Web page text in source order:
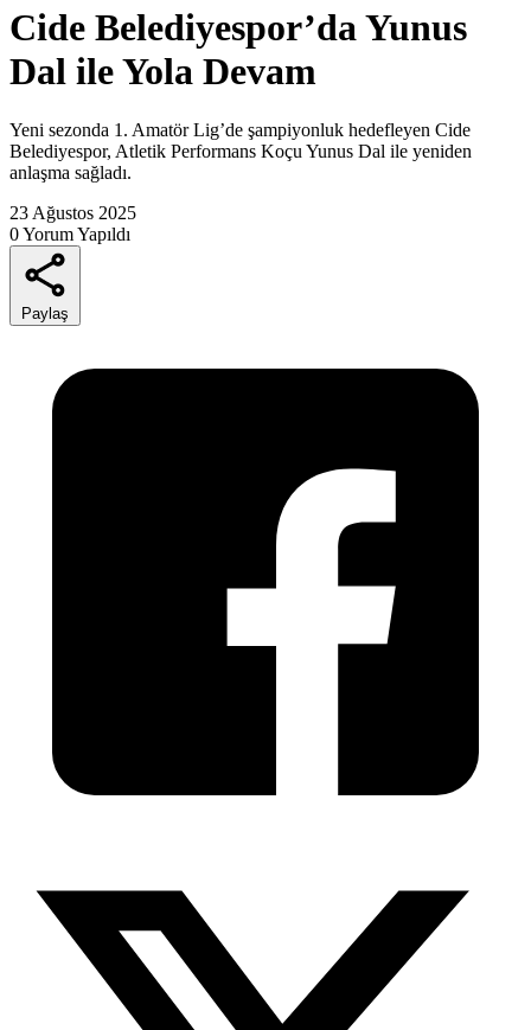
Cide Belediyespor’da Yunus
Dal ile Yola Devam
Yeni sezonda 1. Amatör Lig’de şampiyonluk hedefleyen Cide
Belediyespor, Atletik Performans Koçu Yunus Dal ile yeniden
anlaşma sağladı.
23 Ağustos 2025
0 Yorum Yapıldı
Paylaş